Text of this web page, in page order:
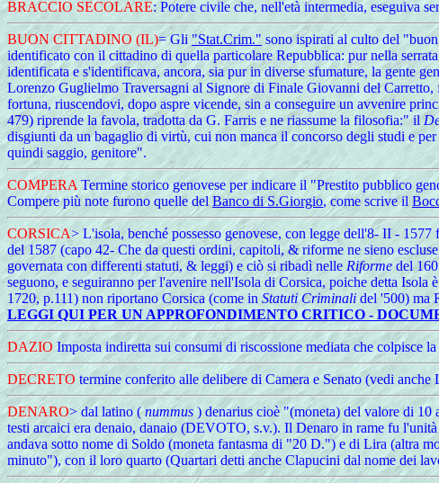
BRACCIO SECOLARE: Potere civile che, nell'età intermedia, eseguiva
BUONCITTADINO (IL)= Gli "Stat.Crim." sono ispirati al culto del
identificato con il cittadino di quella particolare Repubblica: pur nella
identificata e s'identificava, ancora, sia pur in diverse sfumature, la gente
Lorenzo Guglielmo Traversagni al Signore di Finale Giovanni del
fortuna, riuscendovi, dopo aspre vicende, sin a conseguire un avvenire
479) riprende la favola, tradotta da G. Farris e ne riassume la filosofia:" il
disgiunti da un bagaglio di virtù, cui non manca il concorso degli studi e
quindi saggio, genitore".
COMPERA Termine storico genovese per indicare il "Prestito pubblico
Compere più note furono quelle delBanco di S.Giorgio, come scrive il
CORSICA> L'isola, benché possesso genovese, con legge dell'8- II -
del 1587 (capo 42- Che da questi ordini, capitoli, & riforme ne sieno
governata con differenti statuti, & leggi) e ciò si ribadì nelle Riforme del
seguono, e seguiranno per l'avenire nell'Isola di Corsica, poiche detta Isola
1720, p.111) non riportano Corsica (come in Statuti Criminalidel '500) ma
LEGGI QUI PER UN APPROFONDIMENTO CRITICO -
DAZIOImposta indiretta sui consumi di riscossione mediata che colpisce
DECRETO termine conferito alle delibere di Camera e Senato (vedi anche
DENARO> dal latino (nummus ) denarius cioè "(moneta) del valore di 10
testi arcaici era denaio, danaio (DEVOTO, s.v.). Il Denaro in rame fu
andava sotto nome di Soldo (moneta fantasma di "20 D.") e di Lira (altra
minuto"), con il loro quarto (Quartari detti anche Clapucini dal nome dei